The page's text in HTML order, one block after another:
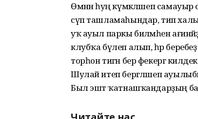
Өмәнән һуң күмәкләшеп самауыр
сүп ташламаһындар, тип
уҡ ауыл паркы биләмәһен
клубҡа бүлеп алып, һәр
торһон тигән бер фекергә
Шулай итеп бергәләшеп
Был эштә ҡатнашҡандарҙың